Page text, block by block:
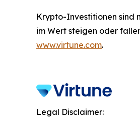
Krypto-Investitionen sind
im Wert steigen oder
www.virtune.com.
Legal Disclaimer: